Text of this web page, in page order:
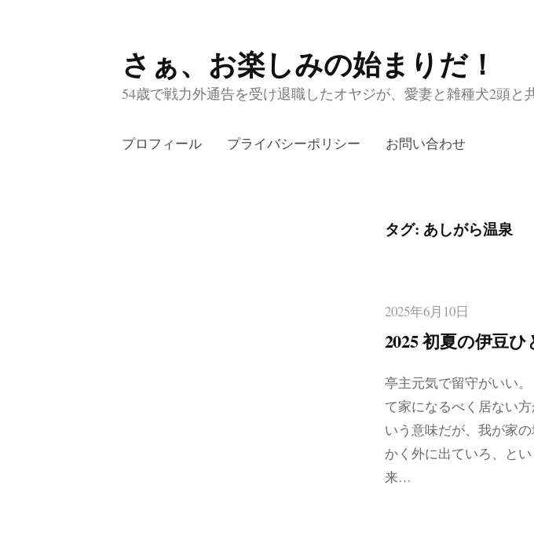
コ
ン
ン
さぁ、お楽しみの始まりだ！
54歳で戦力外通告を受け退職したオヤジが、愛妻と雑種犬2頭と
プロフィール プライバシーポリシー お問い合わせ
タグ: あしがら温泉
2025年6月10日
2025 初夏の伊豆
亭主元気で留守がいい
て家になるべく居ない
いう意味だが、我が家
かく外に出ていろ、と
来…